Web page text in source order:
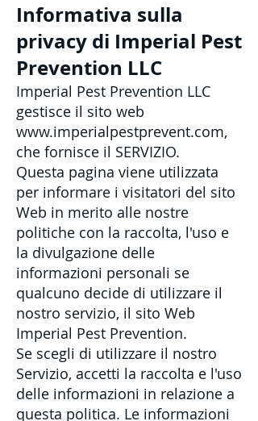
Informativa sulla
privacy di Imperial Pest
Prevention LLC
Imperial Pest Prevention LLC
gestisce il sito web
www.imperialpestprevent.com,
che fornisce il SERVIZIO.
Questa pagina viene utilizzata
per informare i visitatori del sito
Web in merito alle nostre
politiche con la raccolta, l'uso e
la divulgazione delle
informazioni personali se
qualcuno decide di utilizzare il
nostro servizio, il sito Web
Imperial Pest Prevention.
Se scegli di utilizzare il nostro
Servizio, accetti la raccolta e l'uso
delle informazioni in relazione a
questa politica. Le informazioni